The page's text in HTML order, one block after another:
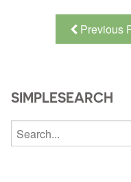
Previous
SIMPLESEARCH